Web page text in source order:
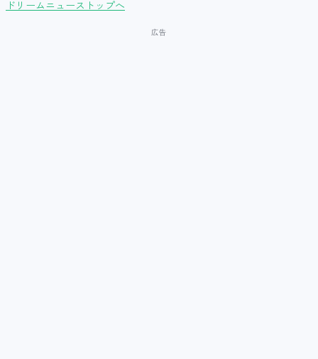
ドリームニューストップへ